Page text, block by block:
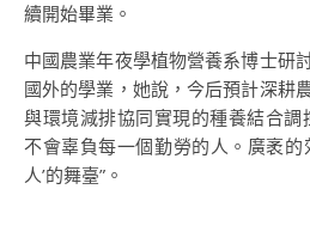
續開始畢業。
中國農業年夜學植物營養系博士研
國外的學業，她說，今后預計深耕
與環境減排協同實現的種養結合調
不會辜負每一個勤勞的人。廣袤的
人’的舞臺”。